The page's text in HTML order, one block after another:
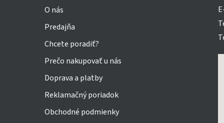
O nás
Predajňa
Chcete poradiť?
Prečo nakupovať u nás
Doprava a platby
Reklamačný poriadok
Obchodné podmienky